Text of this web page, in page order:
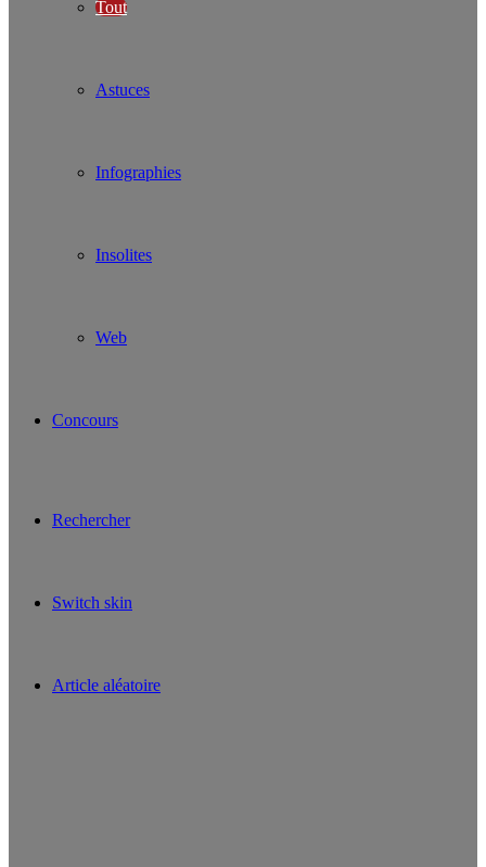
Tout
Astuces
Infographies
Insolites
Web
Concours
Rechercher
Switch skin
Article aléatoire